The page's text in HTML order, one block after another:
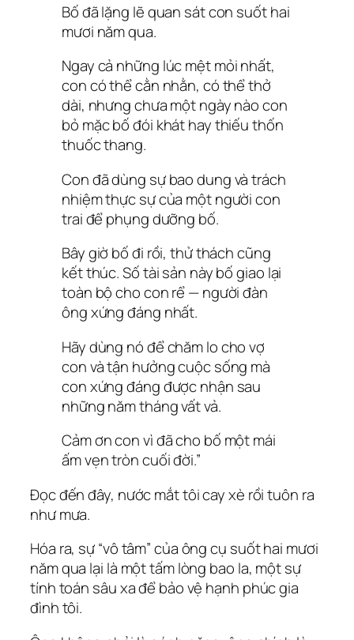
Bố đã lặng lẽ quan sát con suốt hai
mươi năm qua.
Ngay cả những lúc mệt mỏi nhất,
con có thể cằn nhằn, có thể thở
dài, nhưng chưa một ngày nào con
bỏ mặc bố đói khát hay thiếu thốn
thuốc thang.
Con đã dùng sự bao dung và trách
nhiệm thực sự của một người con
trai để phụng dưỡng bố.
Bây giờ bố đi rồi, thử thách cũng
kết thúc. Số tài sản này bố giao lại
toàn bộ cho con rể — người đàn
ông xứng đáng nhất.
Hãy dùng nó để chăm lo cho vợ
con và tận hưởng cuộc sống mà
con xứng đáng được nhận sau
những năm tháng vất vả.
Cảm ơn con vì đã cho bố một mái
ấm vẹn tròn cuối đời.”
Đọc đến đây, nước mắt tôi cay xè rồi tuôn ra
như mưa.
Hóa ra, sự “vô tâm” của ông cụ suốt hai mươi
năm qua lại là một tấm lòng bao la, một sự
tính toán sâu xa để bảo vệ hạnh phúc gia
đình tôi.